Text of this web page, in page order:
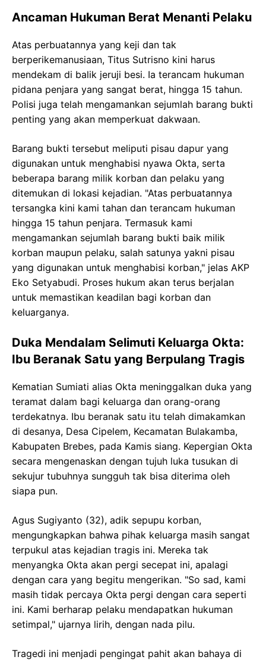
Ancaman Hukuman Berat Menanti Pelaku
Atas perbuatannya yang keji dan tak
berperikemanusiaan, Titus Sutrisno kini harus
mendekam di balik jeruji besi. Ia terancam hukuman
pidana penjara yang sangat berat, hingga 15 tahun.
Polisi juga telah mengamankan sejumlah barang bukti
penting yang akan memperkuat dakwaan.
Barang bukti tersebut meliputi pisau dapur yang
digunakan untuk menghabisi nyawa Okta, serta
beberapa barang milik korban dan pelaku yang
ditemukan di lokasi kejadian. "Atas perbuatannya
tersangka kini kami tahan dan terancam hukuman
hingga 15 tahun penjara. Termasuk kami
mengamankan sejumlah barang bukti baik milik
korban maupun pelaku, salah satunya yakni pisau
yang digunakan untuk menghabisi korban," jelas AKP
Eko Setyabudi. Proses hukum akan terus berjalan
untuk memastikan keadilan bagi korban dan
keluarganya.
Duka Mendalam Selimuti Keluarga Okta:
Ibu Beranak Satu yang Berpulang Tragis
Kematian Sumiati alias Okta meninggalkan duka yang
teramat dalam bagi keluarga dan orang-orang
terdekatnya. Ibu beranak satu itu telah dimakamkan
di desanya, Desa Cipelem, Kecamatan Bulakamba,
Kabupaten Brebes, pada Kamis siang. Kepergian Okta
secara mengenaskan dengan tujuh luka tusukan di
sekujur tubuhnya sungguh tak bisa diterima oleh
siapa pun.
Agus Sugiyanto (32), adik sepupu korban,
mengungkapkan bahwa pihak keluarga masih sangat
terpukul atas kejadian tragis ini. Mereka tak
menyangka Okta akan pergi secepat ini, apalagi
dengan cara yang begitu mengerikan. "So sad, kami
masih tidak percaya Okta pergi dengan cara seperti
ini. Kami berharap pelaku mendapatkan hukuman
setimpal," ujarnya lirih, dengan nada pilu.
Tragedi ini menjadi pengingat pahit akan bahaya di